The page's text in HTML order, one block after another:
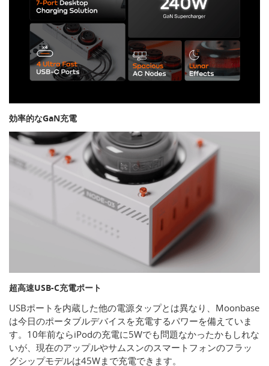
効率的なGaN充電
超高速USB-C充電ポート
USBポートを内蔵した他の電源タップとは異なり、Moonbase
は今日のポータブルデバイスを充電するパワーを備えていま
す。10年前ならiPodの充電に5Wでも問題なかったかもしれな
いが、現在のアップルやサムスンのスマートフォンのフラッ
グシップモデルは45Wまで充電できます。